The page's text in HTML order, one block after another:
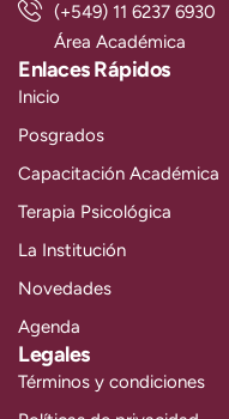
(+549) 11 6237 6930
Área Académica
Enlaces Rápidos
Inicio
Posgrados
Capacitación Académica
Terapia Psicológica
La Institución
Novedades
Agenda
Legales
Términos y condiciones